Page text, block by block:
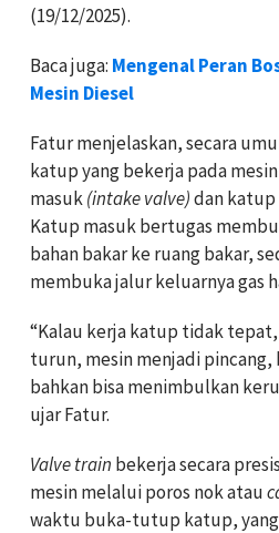
(19/12/2025).
Baca juga: Mengenal Peran
Mesin Diesel
Fatur menjelaskan, secara
katup yang bekerja pada
masuk(intake valve)dan
Katup masuk bertugas
bahan bakar ke ruang bakar,
membuka jalur keluarnya gas
“Kalau kerja katup tidak
turun, mesin menjadi pincang,
bahkan bisa menimbulkan
ujar Fatur.
Valve train bekerja secara
mesin melalui poros nok atau
waktu buka-tutup katup,